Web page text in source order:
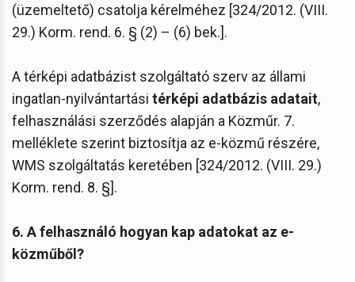
(üzemeltető) csatolja kérelméhez [324/2012. (VIII.
29.) Korm. rend. 6. § (2) – (6) bek.].
A térképi adatbázist szolgáltató szerv az állami
ingatlan-nyilvántartási térképi adatbázis adatait,
felhasználási szerződés alapján a Közműr. 7.
melléklete szerint biztosítja az e-közmű részére,
WMS szolgáltatás keretében [324/2012. (VIII. 29.)
Korm. rend. 8. §].
6. A felhasználó hogyan kap adatokat az e-
közműből?